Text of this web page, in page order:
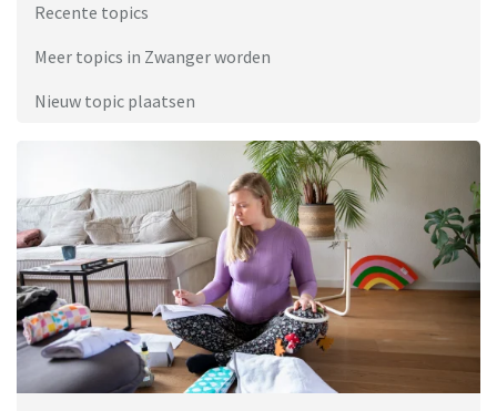
Recente topics
Meer topics in Zwanger worden
Nieuw topic plaatsen